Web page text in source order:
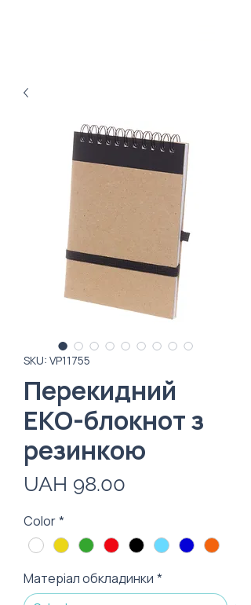
SKU: VP11755
Перекидний
ЕКО-блокнот з
резинкою
UAH 98.00
Color*
Матеріал обкладинки *